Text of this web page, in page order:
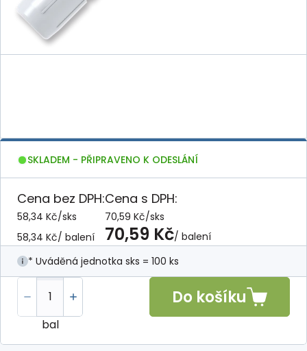
SKLADEM - PŘIPRAVENO K ODESLÁNÍ
Cena bez DPH:
58,34 Kč/sks
58,34 Kč/ balení
Cena s DPH:
70,59 Kč/sks
70,59 Kč/ balení
* Uváděná jednotka sks = 100 ks
bal
Do košíku